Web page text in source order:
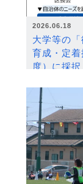
2026.06.18
大学等の
育成・定
度）に採択